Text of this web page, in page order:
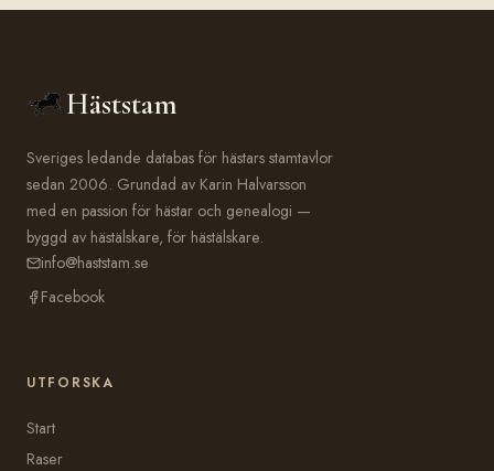
Häststam
Sveriges ledande databas för hästars stamtavlor
sedan 2006. Grundad av Karin Halvarsson
med en passion för hästar och genealogi —
byggd av hästälskare, för hästälskare.
info@haststam.se
Facebook
UTFORSKA
Start
Raser